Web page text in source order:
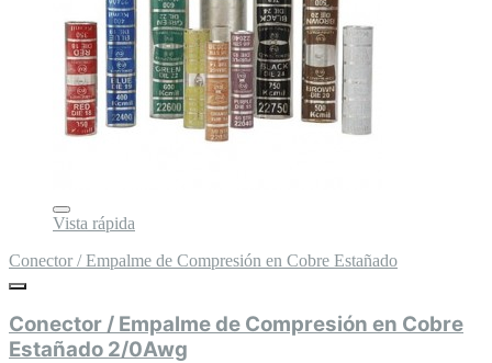
Vista rápida
Conector / Empalme de Compresión en Cobre Estañado
Conector / Empalme de Compresión en Cobre
Estañado 2/0Awg